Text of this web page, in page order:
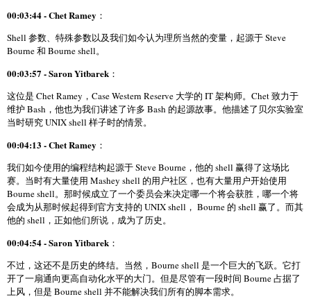
00:03:44 - Chet Ramey ：
Shell 参数、特殊参数以及我们如今认为理所当然的变量，起源于 Steve
Bourne 和 Bourne shell。
00:03:57 - Saron Yitbarek ：
这位是 Chet Ramey，Case Western Reserve 大学的 IT 架构师。Chet 致力于
维护 Bash，他也为我们讲述了许多 Bash 的起源故事。他描述了贝尔实验室
当时研究 UNIX shell 样子时的情景。
00:04:13 - Chet Ramey ：
我们如今使用的编程结构起源于 Steve Bourne，他的 shell 赢得了这场比
赛。当时有大量使用 Mashey shell 的用户社区，也有大量用户开始使用
Bourne shell。那时候成立了一个委员会来决定哪一个将会获胜，哪一个将
会成为从那时候起得到官方支持的 UNIX shell， Bourne 的 shell 赢了。而其
他的 shell，正如他们所说，成为了历史。
00:04:54 - Saron Yitbarek ：
不过，这还不是历史的终结。当然，Bourne shell 是一个巨大的飞跃。它打
开了一扇通向更高自动化水平的大门。但是尽管有一段时间 Bourne 占据了
上风，但是 Bourne shell 并不能解决我们所有的脚本需求。